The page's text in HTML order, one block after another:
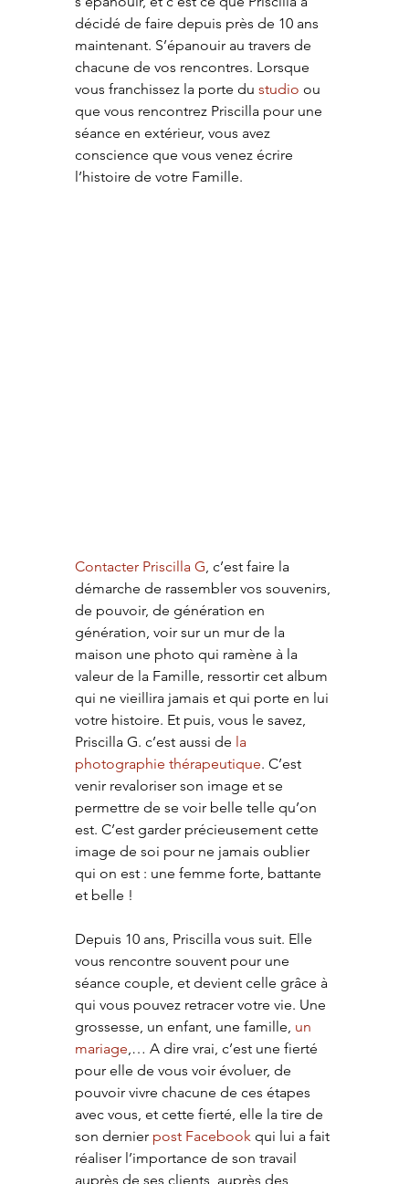
décidé de faire depuis près de 10 ans
maintenant. S’épanouir au travers de
chacune de vos rencontres. Lorsque
vous franchissez la porte du studio ou
que vous rencontrez Priscilla pour une
séance en extérieur, vous avez
conscience que vous venez écrire
l’histoire de votre Famille.
Contacter Priscilla G, c’est faire la
démarche de rassembler vos souvenirs,
de pouvoir, de génération en
génération, voir sur un mur de la
maison une photo qui ramène à la
valeur de la Famille, ressortir cet album
qui ne vieillira jamais et qui porte en lui
votre histoire. Et puis, vous le savez,
Priscilla G. c’est aussi de la
photographie thérapeutique. C’est
venir revaloriser son image et se
permettre de se voir belle telle qu’on
est. C’est garder précieusement cette
image de soi pour ne jamais oublier
qui on est : une femme forte, battante
et belle !
Depuis 10 ans, Priscilla vous suit. Elle
vous rencontre souvent pour une
séance couple, et devient celle grâce à
qui vous pouvez retracer votre vie. Une
grossesse, un enfant, une famille, un
mariage,… A dire vrai, c’est une fierté
pour elle de vous voir évoluer, de
pouvoir vivre chacune de ces étapes
avec vous, et cette fierté, elle la tire de
son dernier post Facebook qui lui a fait
réaliser l’importance de son travail
auprès de ses clients, auprès des